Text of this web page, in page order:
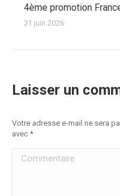
4ème promotion
21 juin 2026
Laisser un
Votre adresse e-mail ne sera
avec *
Commentaire